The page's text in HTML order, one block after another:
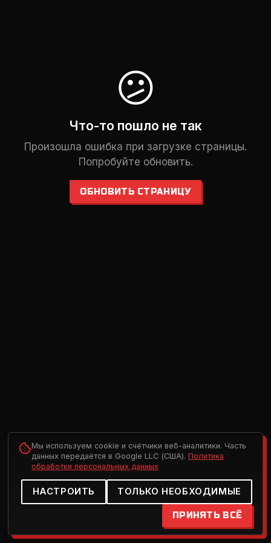
😕
Что-то пошло не так
Произошла ошибка при загрузке страницы.
Попробуйте обновить.
ОБНОВИТЬ СТРАНИЦУ
Мы используем cookie и счётчики веб-аналитики. Часть
данных передаётся в Google LLC (США). Политика
обработки персональных данных
НАСТРОИТЬ ТОЛЬКО НЕОБХОДИМЫЕ
ПРИНЯТЬ ВСЁ